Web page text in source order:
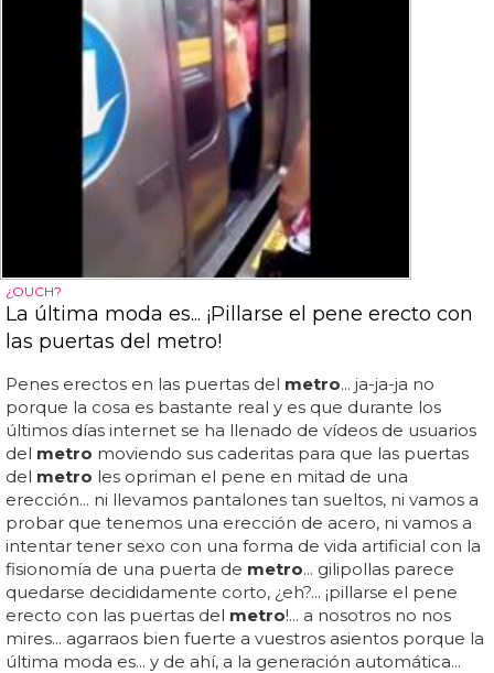
¿OUCH?
La última moda es... ¡Pillarse el pene erecto con
las puertas del metro!
Penes erectos en las puertas del metro... ja-ja-ja no
porque la cosa es bastante real y es que durante los
últimos días internet se ha llenado de vídeos de usuarios
del metro moviendo sus caderitas para que las puertas
del metro les opriman el pene en mitad de una
erección... ni llevamos pantalones tan sueltos, ni vamos a
probar que tenemos una erección de acero, ni vamos a
intentar tener sexo con una forma de vida artificial con la
fisionomía de una puerta de metro... gilipollas parece
quedarse decididamente corto, ¿eh?... ¡pillarse el pene
erecto con las puertas del metro!... a nosotros no nos
mires... agarraos bien fuerte a vuestros asientos porque la
última moda es... y de ahí, a la generación automática...